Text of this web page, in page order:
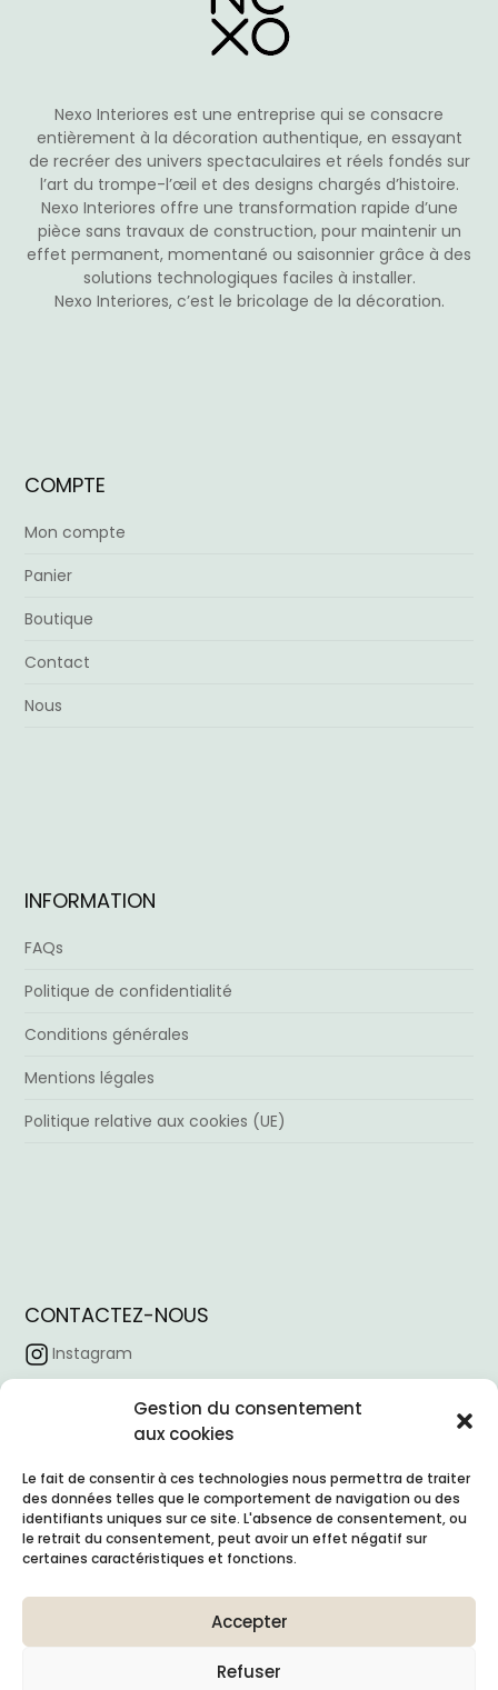
Gestion du consentement
aux cookies
Le fait de consentir à ces technologies nous permettra de traiter
des données telles que le comportement de navigation ou des
identifiants uniques sur ce site. L'absence de consentement, ou
le retrait du consentement, peut avoir un effet négatif sur
certaines caractéristiques et fonctions.
Accepter
Refuser
produit
Nexo Interiores est une entreprise qui se consacre
entièrement à la décoration authentique, en essayant
de recréer des univers spectaculaires et réels fondés sur
l’art du trompe-l’œil et des designs chargés d’histoire.
Nexo Interiores offre une transformation rapide d’une
pièce sans travaux de construction, pour maintenir un
effet permanent, momentané ou saisonnier grâce à des
solutions technologiques faciles à installer.
Nexo Interiores, c’est le bricolage de la décoration.
COMPTE
Mon compte
Panier
Boutique
Contact
Nous
INFORMATION
FAQs
Politique de confidentialité
Conditions générales
Mentions légales
Politique relative aux cookies (UE)
CONTACTEZ-NOUS
Instagram
Linkedin
Horaire d’ouverture :09:00 – 18:00
Email :contacto@nexointeriores.com
Avd. Valdelaparra, 27
Nave 3, Alcobendas (Madrid, 28108)